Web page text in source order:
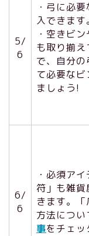
5/
6
・弓に必
入できます。
・空きビ
も取り揃え
で、自分の
て必要な
ましょう!
6/
6
・必須ア
符」も雑
きます。
方法につい
事をチェッ